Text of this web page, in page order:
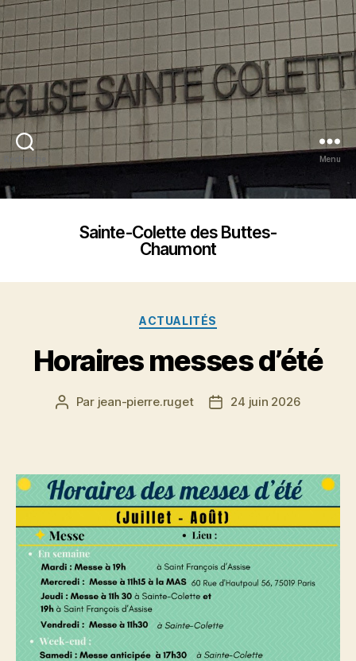
Sainte-Colette des Buttes-
Chaumont
Menu
Catégories
ACTUALITÉS
Horaires messes d’été
Auteur
Par jean-pierre.ruget
Date24 juin 2026